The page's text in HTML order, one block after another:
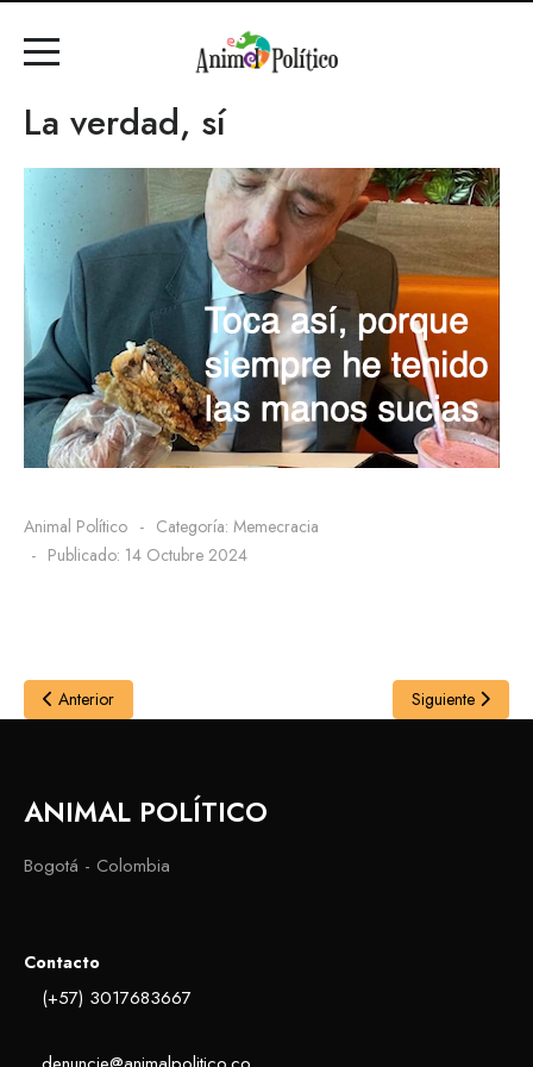
La verdad, sí
Animal Político Categoría: Memecracia
Publicado: 14 Octubre 2024
Anterior Siguiente
ANIMAL POLÍTICO
Bogotá - Colombia
Contacto
(+57) 3017683667